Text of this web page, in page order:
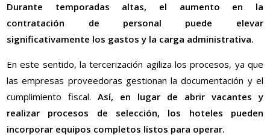
Durante temporadas altas, el aumento en la
contratación de personal puede elevar
significativamente los gastos y la carga administrativa.
En este sentido, la tercerización agiliza los procesos, ya que
las empresas proveedoras gestionan la documentación y el
cumplimiento fiscal.Así, en lugar de abrir vacantes y
realizar procesos de selección, los hoteles pueden
incorporar equipos completos listos para operar.